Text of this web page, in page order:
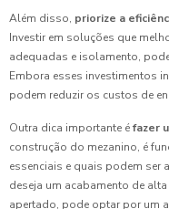
Além disso, priorize a
Investir em soluções que
adequadas e isolamento,
Embora esses investimentos
podem reduzir os custos de
Outra dica importante éfazer
construção do mezanino, é
essenciais e quais podem ser
deseja um acabamento de
apertado, pode optar por um